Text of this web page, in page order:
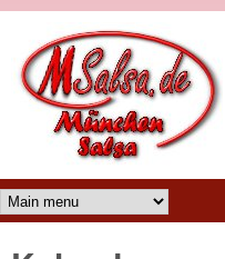
Main menu